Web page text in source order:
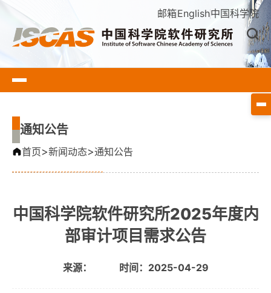
邮箱English中国科学院
通知公告
首页>新闻动态>通知公告
中国科学院软件研究所2025年度内
部审计项目需求公告
来源： 时间：2025-04-29